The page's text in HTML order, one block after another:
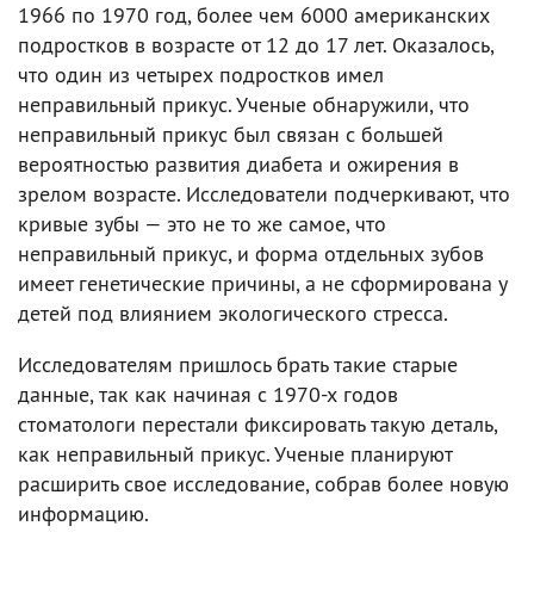
1966 по 1970 год, более чем 6000 американских
подростков в возрасте от 12 до 17 лет. Оказалось,
что один из четырех подростков имел
неправильный прикус. Ученые обнаружили, что
неправильный прикус был связан с большей
вероятностью развития диабета и ожирения в
зрелом возрасте. Исследователи подчеркивают, что
кривые зубы — это не то же самое, что
неправильный прикус, и форма отдельных зубов
имеет генетические причины, а не сформирована у
детей под влиянием экологического стресса.
Исследователям пришлось брать такие старые
данные, так как начиная с 1970-х годов
стоматологи перестали фиксировать такую деталь,
как неправильный прикус. Ученые планируют
расширить свое исследование, собрав более новую
информацию.